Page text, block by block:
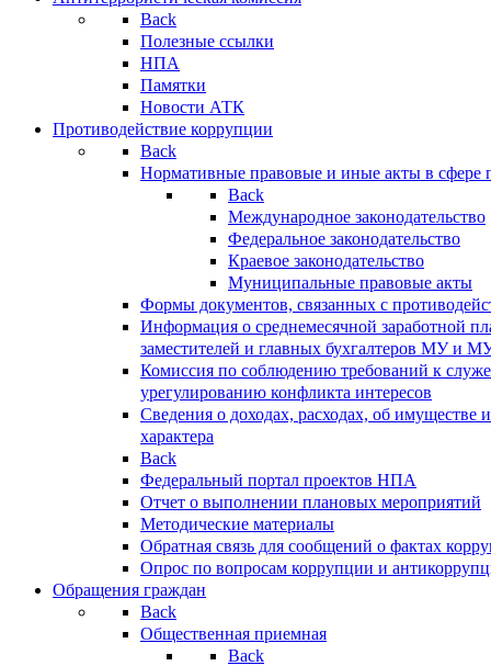
Back
Полезные ссылки
НПА
Памятки
Новости АТК
Противодействие коррупции
Back
Нормативные правовые и иные акты в сфере
Back
Международное законодательство
Федеральное законодательство
Краевое законодательство
Муниципальные правовые акты
Формы документов, связанных с
Информация о среднемесячной заработной
заместителей и главных бухгалтеров МУ и
Комиссия по соблюдению требований к
урегулированию конфликта интересов
Сведения о доходах, расходах, об имуществе
характера
Back
Федеральный портал проектов НПА
Отчет о выполнении плановых мероприятий
Методические материалы
Обратная связь для сообщений о фактах
Опрос по вопросам коррупции и
Обращения граждан
Back
Общественная приемная
Back